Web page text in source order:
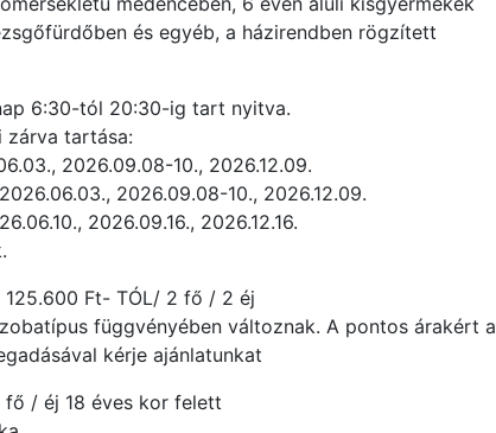
és egyéb, a házirendben rögzített
6:30-tól 20:30-ig tart nyitva.
zárva tartása:
2026.09.08-10., 2026.12.09.
2026.09.08-10., 2026.12.09.
2026.09.16., 2026.12.16.
125.600 Ft- TÓL/ 2 fő / 2 éj
függvényében változnak. A pontos árakért a
kérje ajánlatunkat
/ éj 18 éves kor felett